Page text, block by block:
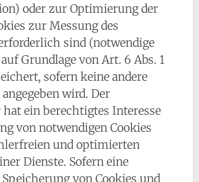
oder zur Optimierung der
zur Messung des
sind (notwendige
Grundlage von Art. 6 Abs. 1
sofern keine andere
wird. Der
ein berechtigtes Interesse
von notwendigen Cookies
und optimierten
Dienste. Sofern eine
von Cookies und